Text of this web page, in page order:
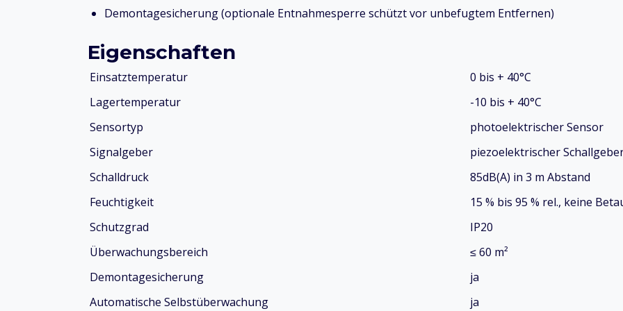
Demontagesicherung (optionale Entnahmesperre schützt vor unbefugtem Entfernen)
Eigenschaften
Einsatztemperatur
0 bis + 40°C
Lagertemperatur
-10 bis + 40°C
Sensortyp
photoelektrischer Sensor
Signalgeber
piezoelektrischer
Schalldruck
85dB(A) in 3 m Abstand
Feuchtigkeit
15 % bis 95 % rel., keine
Schutzgrad
IP20
Überwachungsbereich
≤ 60 m²
Demontagesicherung
ja
Automatische Selbstüberwachung
ja